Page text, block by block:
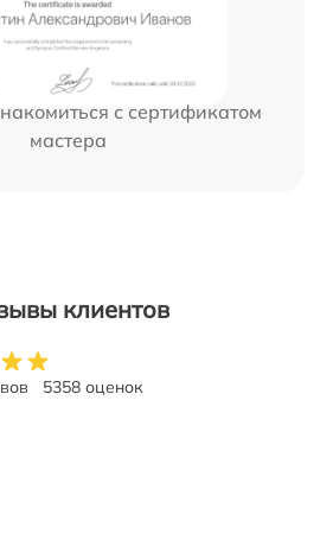
с сертификатом
мастера
клиентов
5358 оценок